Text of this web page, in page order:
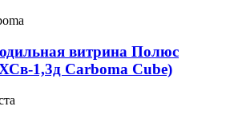
витрина Полюс
1,3д Carboma Cube)